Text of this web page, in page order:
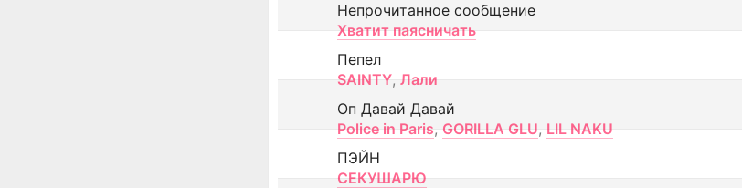
Непрочитанное сообщение
Хватит паясничать
Пепел
SAINTY, Лали
Оп Давай Давай
Police in Paris, GORILLA GLU, LIL NAKU
ПЭЙН
СЕКУШАРЮ